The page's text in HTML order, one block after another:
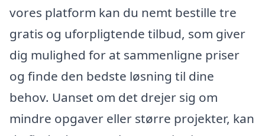
vores platform kan du nemt bestille tre
gratis og uforpligtende tilbud, som giver
dig mulighed for at sammenligne priser
og finde den bedste løsning til dine
behov. Uanset om det drejer sig om
mindre opgaver eller større projekter, kan